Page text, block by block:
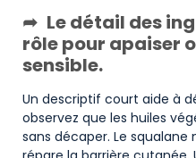
Le détail des
rôle pour apaiser
sensible.
Un descriptif court aide à
observez que les huiles
sans décaper. Le